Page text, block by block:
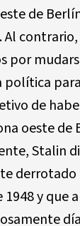
de
por
de
oeste de
Stalin
y que